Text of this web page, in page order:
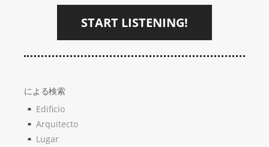
START LISTENING!
による検索
Edificio
Arquitecto
Lugar